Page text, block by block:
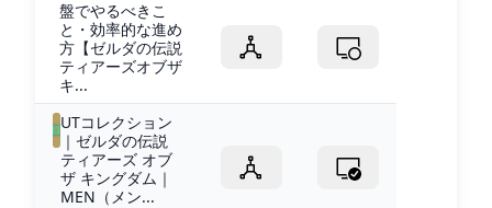
盤でやるべきこ
と・効率的な進め
方【ゼルダの伝説
ティアーズオブザ
キ...
UTコレクション
｜ゼルダの伝説
ティアーズ オブ
ザ キングダム｜
MEN（メン...